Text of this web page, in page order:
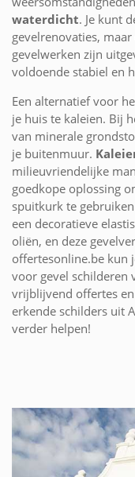
waterdicht. Je kunt
gevelrenovaties,
gevelwerken zijn
voldoende stabiel en
Een alternatief voor
je huis te kaleien. Bij
van minerale
je buitenmuur.
milieuvriendelijke
goedkope oplossing
spuitkurk te
een decoratieve
oliën, en deze
offertesonline.be kun
voor gevel schilderen
vrijblijvend offertes
erkende schilders uit
verder helpen!